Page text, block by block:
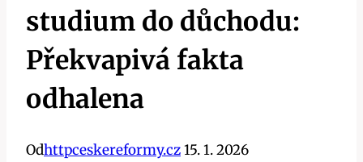
studium do důchodu:
Překvapivá fakta
odhalena
Odhttpceskereformy.cz15. 1. 2026